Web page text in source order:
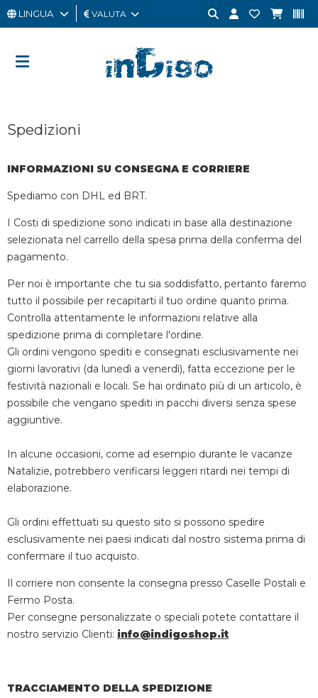
UOMO
CARD
LINGUA VALUTA
Spedizioni
INFORMAZIONI SU CONSEGNA E CORRIERE
Spediamo con DHL ed BRT.
I Costi di spedizione sono indicati in base alla destinazione
selezionata nel carrello della spesa prima della conferma del
pagamento.
Per noi è importante che tu sia soddisfatto, pertanto faremo
tutto il possibile per recapitarti il tuo ordine quanto prima.
Controlla attentamente le informazioni relative alla
spedizione prima di completare l'ordine.
Gli ordini vengono spediti e consegnati esclusivamente nei
giorni lavorativi (da lunedì a venerdì), fatta eccezione per le
festività nazionali e locali. Se hai ordinato più di un articolo, è
possibile che vengano spediti in pacchi diversi senza spese
aggiuntive.
In alcune occasioni, come ad esempio durante le vacanze
Natalizie, potrebbero verificarsi leggeri ritardi nei tempi di
elaborazione.
Gli ordini effettuati su questo sito si possono spedire
esclusivamente nei paesi indicati dal nostro sistema prima di
confermare il tuo acquisto.
Il corriere non consente la consegna presso Caselle Postali e
Fermo Posta.
Per consegne personalizzate o speciali potete contattare il
nostro servizio Clienti: info@indigoshop.it
TRACCIAMENTO DELLA SPEDIZIONE